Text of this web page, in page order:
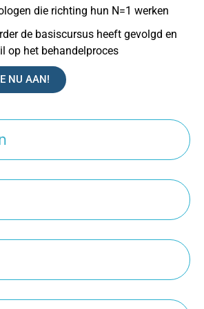
die richting hun N=1 werken
de basiscursus heeft gevolgd en
op het behandelproces
NU AAN!